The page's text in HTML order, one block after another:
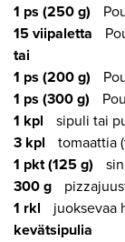
1 ps (250 g)
15 viipaletta
tai
1 ps (200 g)
1 ps (300 g)
1 kpl
sipuli tai
3 kpl
tomaattia
1 pkt (125 g)
300 g
1 rkl
juoksevaa
kevätsipulia